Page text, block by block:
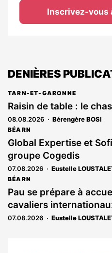
Inscrivez-vous
DENIÈRES
TARN-ET-GARONNE
Raisin de table : le
08.08.2026 Bérengère BOSI
BÉARN
Global Expertise et
groupe Cogedis
07.08.2026 Eustelle
BÉARN
Pau se prépare à
cavaliers
07.08.2026 Eustelle